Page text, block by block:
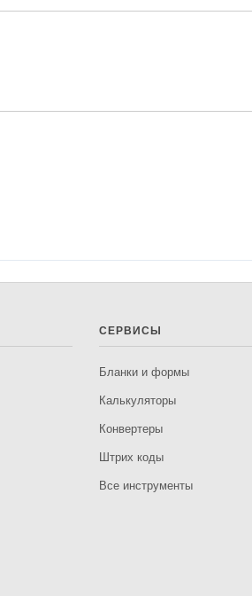
СЕРВИСЫ
Бланки и формы
Калькуляторы
Конвертеры
Штрих коды
Все инструменты